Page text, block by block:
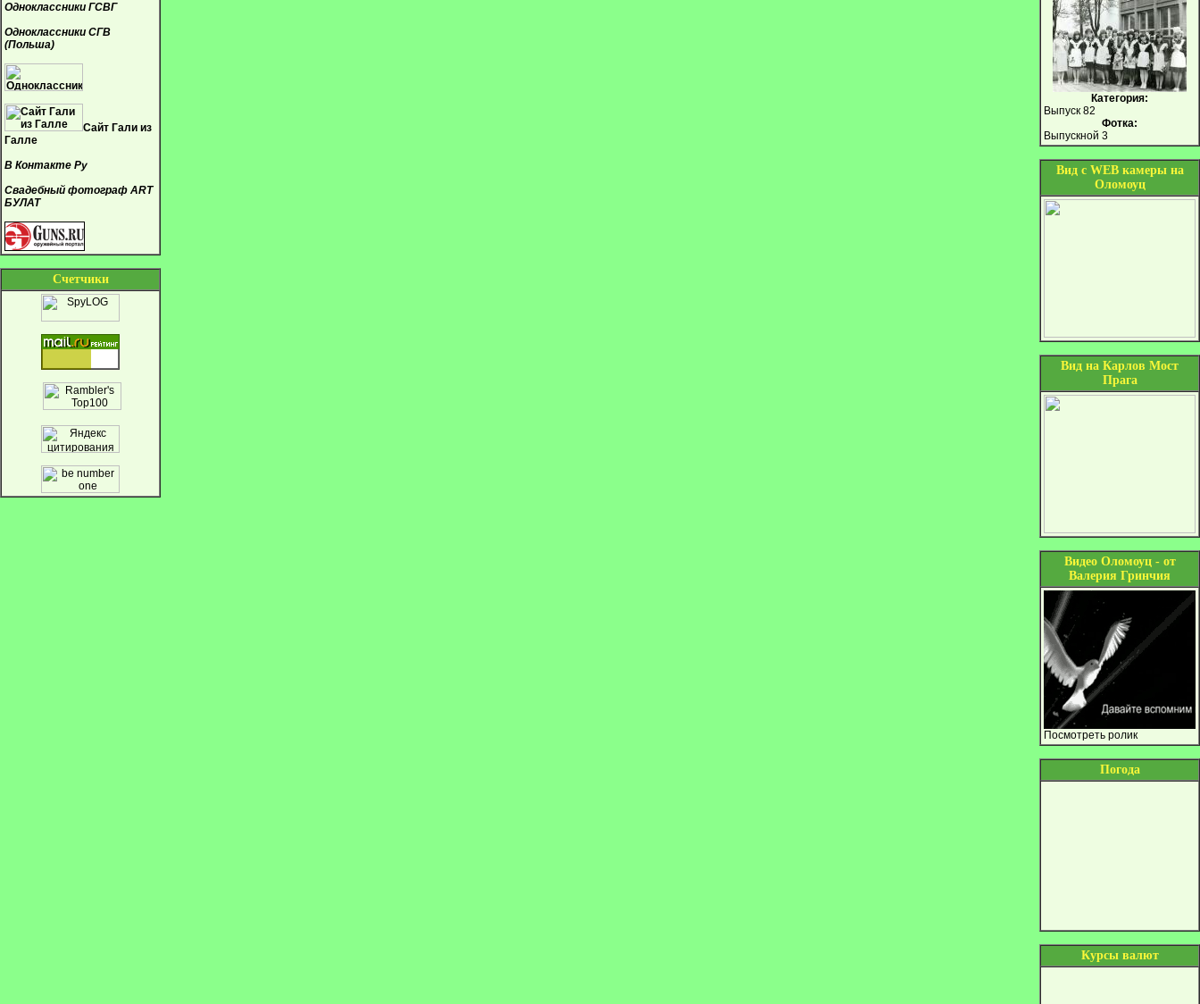
Одноклассники ГСВГ
Одноклассники СГВ
(Польша)
Сайт Гали из
Галле
В Контакте Ру
Свадебный фотограф ART
БУЛАТ
Cчетчики
Категория:
Выпуск 82
Фотка:
Выпускной 3
Вид с WEB камеры на
Оломоуц
Вид на Карлов Мост
Прага
Видео Оломоуц - от
Валерия Гринчия
Посмотреть ролик
Погода
Курсы валют